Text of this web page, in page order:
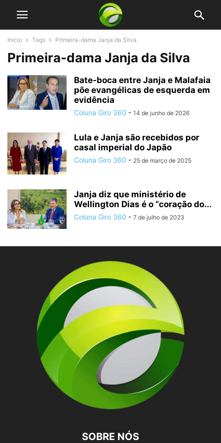
Início Tags Primeira-dama Janja da Silva
Primeira-dama Janja da Silva
Bate-boca entre Janja e Malafaia
põe evangélicas de esquerda em
evidência
Coluna Giro 360 - 14 de junho de 2026
Lula e Janja são recebidos por
casal imperial do Japão
Coluna Giro 360 - 25 de março de 2025
Janja diz que ministério de
Wellington Dias é o “coração do...
Coluna Giro 360 - 7 de julho de 2023
SOBRE NÓS